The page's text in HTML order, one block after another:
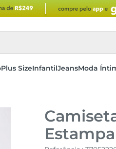
Plus SizeInfantilJeansModa